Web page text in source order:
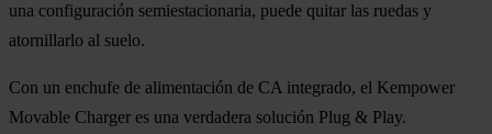
una configuración semiestacionaria, puede quitar las ruedas y
atornillarlo al suelo.
Con un enchufe de alimentación de CA integrado, el Kempower
Movable Charger es una verdadera solución Plug & Play.